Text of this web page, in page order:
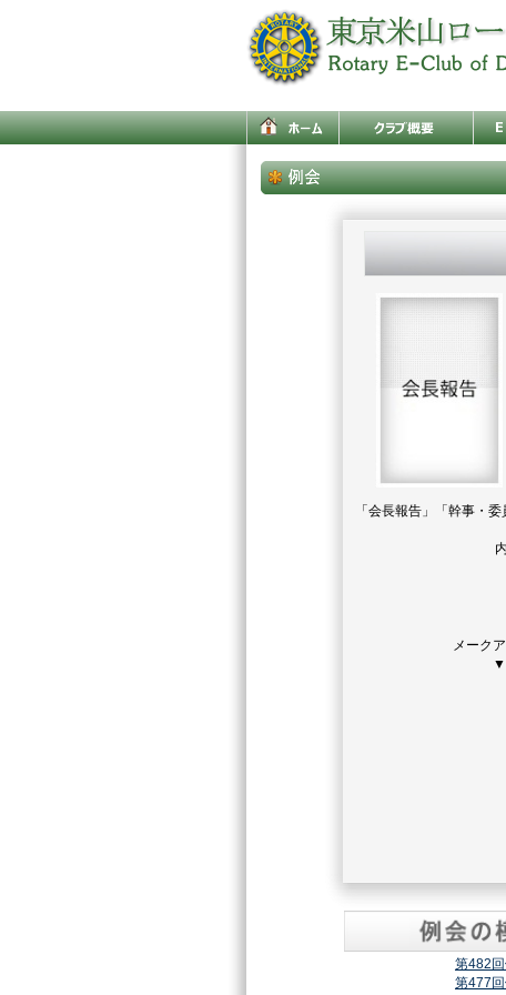
「会長報告」「幹事・
メーク
▼
第482
第477